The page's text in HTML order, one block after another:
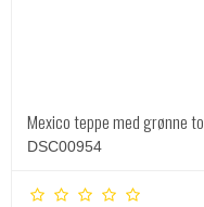
Mexico teppe med grønne
DSC00954